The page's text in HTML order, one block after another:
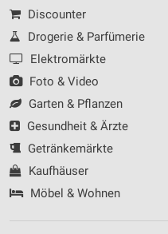
Discounter
Drogerie & Parfümerie
Elektromärkte
Foto & Video
Garten & Pflanzen
Gesundheit & Ärzte
Getränkemärkte
Kaufhäuser
Möbel & Wohnen